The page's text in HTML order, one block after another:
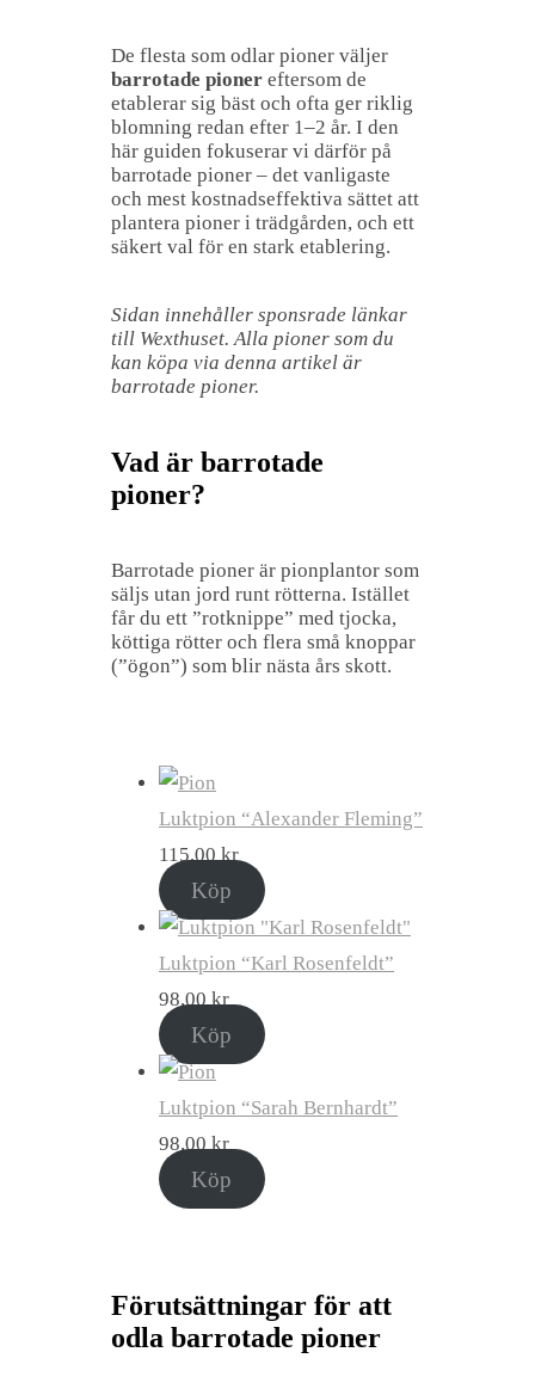
De flesta som odlar pioner väljer
barrotade pioner eftersom de
etablerar sig bäst och ofta ger riklig
blomning redan efter 1–2 år. I den
här guiden fokuserar vi därför på
barrotade pioner – det vanligaste
och mest kostnadseffektiva sättet att
plantera pioner i trädgården, och ett
säkert val för en stark etablering.
Sidan innehåller sponsrade länkar
till Wexthuset. Alla pioner som du
kan köpa via denna artikel är
barrotade pioner.
Vad är barrotade
pioner?
Barrotade pioner är pionplantor som
säljs utan jord runt rötterna. Istället
får du ett ”rotknippe” med tjocka,
köttiga rötter och flera små knoppar
(”ögon”) som blir nästa års skott.
Luktpion “Alexander Fleming”
115,00 kr
Köp
Luktpion “Karl Rosenfeldt”
98,00 kr
Köp
Luktpion “Sarah Bernhardt”
98,00 kr
Köp
Förutsättningar för att
odla barrotade pioner